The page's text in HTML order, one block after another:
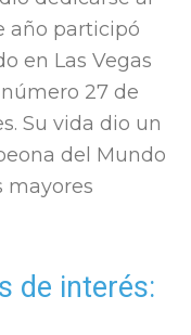
año participó
en Las Vegas
27 de
Su vida dio un
del Mundo
mayores
de interés: